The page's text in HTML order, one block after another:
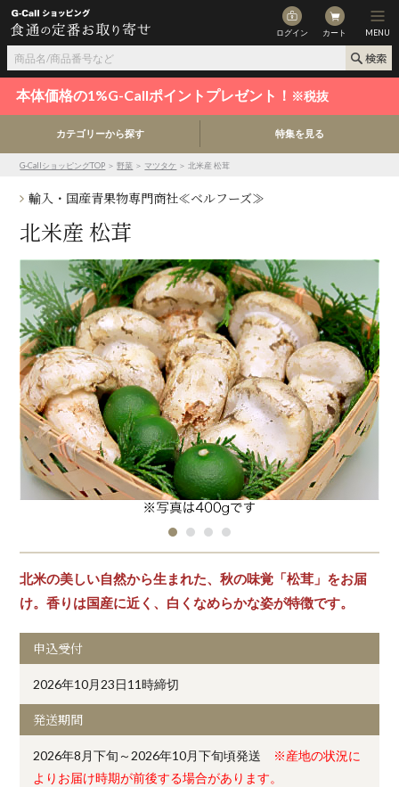
ログイン カート MENU
本体価格の1%G-Callポイントプレゼント！ ※税抜
カテゴリーから探す 特集を見る
G-CallショッピングTOP ＞野菜 ＞ マツタケ ＞ 北米産 松茸
輸入・国産青果物専門商社≪ベルフーズ≫
北米産 松茸
北米の美しい自然から生まれた、秋の味覚「松茸」をお届
け。香りは国産に近く、白くなめらかな姿が特徴です。
申込受付
2026年10月23日11時締切
発送期間
2026年8月下旬～2026年10月下旬頃発送 ※産地の状況に
よりお届け時期が前後する場合があります。